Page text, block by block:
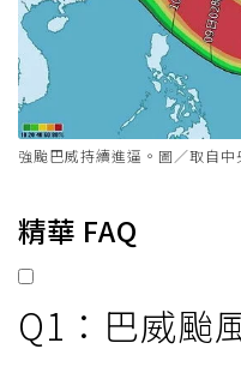
強颱巴威持續進逼。圖／取自中
精華 FAQ
Q1：巴威颱